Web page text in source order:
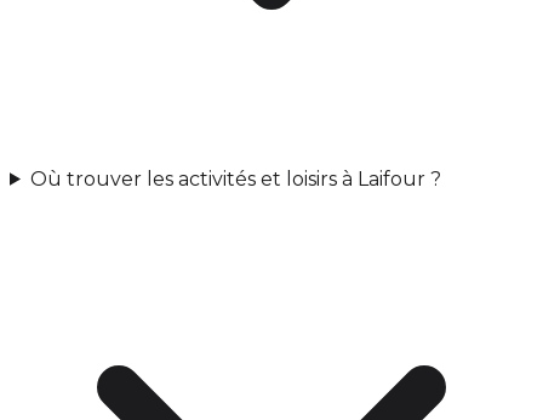
Où trouver les activités et loisirs à Laifour ?